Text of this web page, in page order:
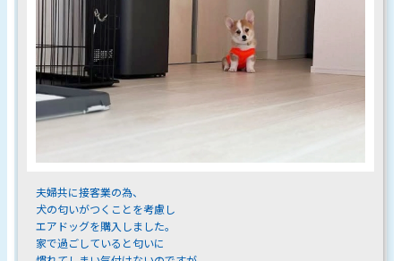
夫婦共に接客業の為、
犬の匂いがつくことを考慮し
エアドッグを購入しました。
家で過ごしていると匂いに